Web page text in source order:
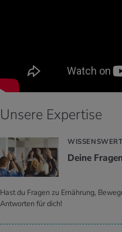
Unsere Expertise
Deine
Hast du Fragen zu Ernährung,
Antworten für dich!